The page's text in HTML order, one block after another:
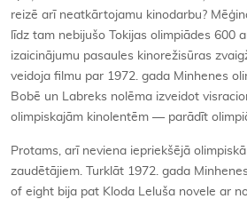
reizē arī neatkārtojamu kinodarbu?
līdz tam nebijušo Tokijas olimpiādes 600
izaicinājumu pasaules kinorežisūras
veidoja filmu par 1972. gada Minhenes
Bobē un Labreks nolēma izveidot
olimpiskajām kinolentēm — parādīt
Protams, arī neviena iepriekšējā
zaudētājiem. Turklāt 1972. gada
of eight bija pat Kloda Leluša novele ar